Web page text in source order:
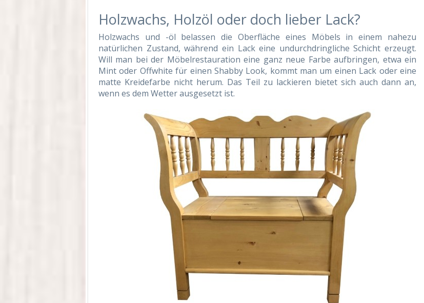
Holzwachs, Holzöl oder doch lieber Lack?
Holzwachs und -öl belassen die Oberfläche eines Möbels in einem nahezu
natürlichen Zustand, während ein Lack eine undurchdringliche Schicht erzeugt.
Will man bei der Möbelrestauration eine ganz neue Farbe aufbringen, etwa ein
Mint oder Offwhite für einen Shabby Look, kommt man um einen Lack oder eine
matte Kreidefarbe nicht herum. Das Teil zu lackieren bietet sich auch dann an,
wenn es dem Wetter ausgesetzt ist.